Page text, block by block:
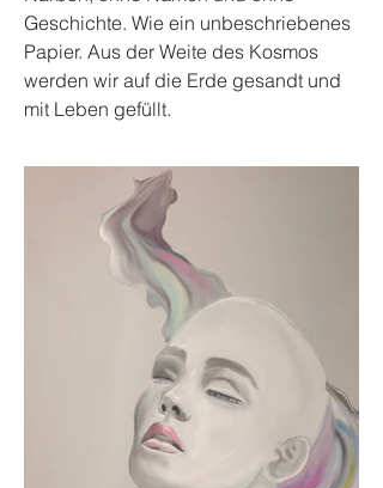
Geschichte. Wie ein unbeschriebenes
Papier. Aus der Weite des Kosmos
werden wir auf die Erde gesandt und
mit Leben gefüllt.